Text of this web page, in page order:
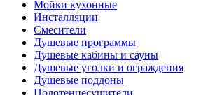
Мойки кухонные
Инсталляции
Смесители
Душевые программы
Душевые кабины и сауны
Душевые уголки и ограждения
Душевые поддоны